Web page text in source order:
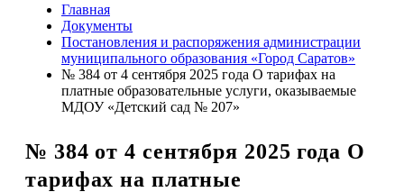
Главная
Документы
Постановления и распоряжения администрации
муниципального образования «Город Саратов»
№ 384 от 4 сентября 2025 года О тарифах на
платные образовательные услуги, оказываемые
МДОУ «Детский сад № 207»
№ 384 от 4 сентября 2025 года О
тарифах на платные